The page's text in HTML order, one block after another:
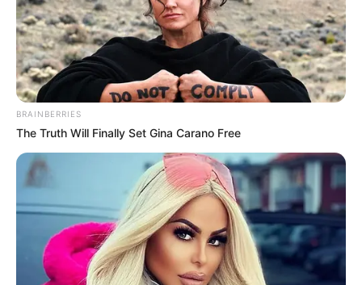
BRAINBERRIES
The Truth Will Finally Set Gina Carano Free